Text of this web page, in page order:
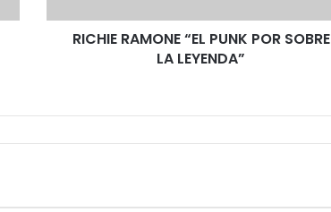
RICHIE RAMONE “EL PUNK POR SOBRE
LA LEYENDA”